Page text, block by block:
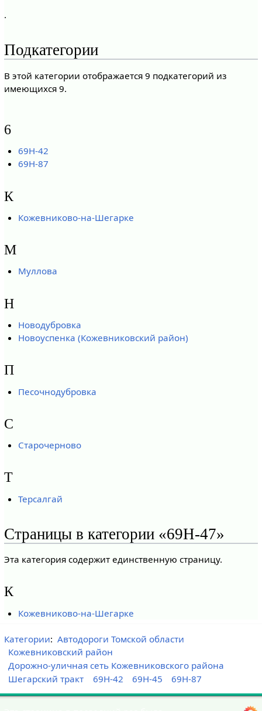
.
Подкатегории
В этой категории отображается 9 подкатегорий из
имеющихся 9.
6
69Н-42
69Н-87
К
Кожевниково-на-Шегарке
М
Муллова
Н
Новодубровка
Новоуспенка (Кожевниковский район)
П
Песочнодубровка
С
Старочерново
Т
Терсалгай
Страницы в категории «69Н-47»
Эта категория содержит единственную страницу.
К
Кожевниково-на-Шегарке
Категории: Автодороги Томской области
Кожевниковский район
Дорожно-уличная сеть Кожевниковского района
Шегарский тракт
69Н-42 69Н-45 69Н-87